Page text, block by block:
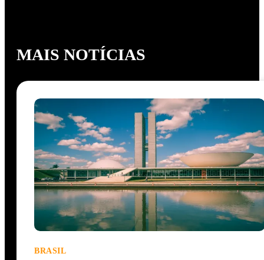
MAIS NOTÍCIAS
BRASIL